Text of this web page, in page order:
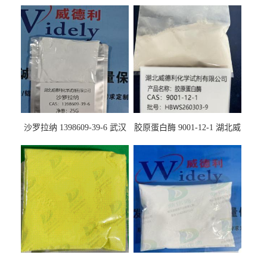
沙罗拉纳 1398609-39-6 武汉
胶原蛋白酶 9001-12-1 湖北威